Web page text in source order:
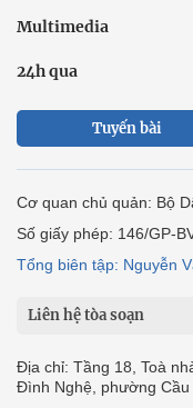
Multimedia
24h qua
Tuyến bài
Cơ quan chủ quản: Bộ
Số giấy phép: 146/GP-
Tổng biên tập: Nguyễn
Liên hệ tòa soạn
Địa chỉ: Tầng 18, Toà
Đình Nghệ, phường Cầu